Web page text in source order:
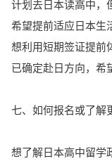
计划去日本读高中，
希望提前适应日本生
想利用短期签证提前
已确定赴日方向，希
七、如何报名或了解
想了解日本高中留学